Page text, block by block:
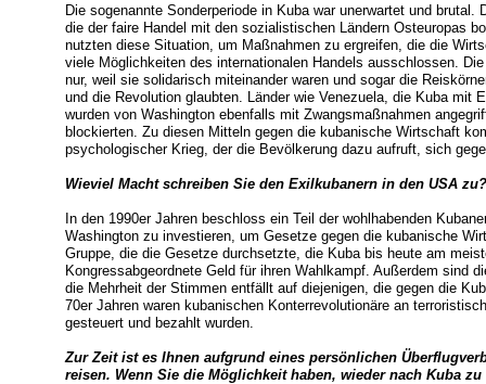
Die sogenannte Sonderperiode in Kuba war unerwartet und
die der faire Handel mit den sozialistischen Ländern Osteuropas
nutzten diese Situation, um Maßnahmen zu ergreifen, die die
viele Möglichkeiten des internationalen Handels ausschlossen.
nur, weil sie solidarisch miteinander waren und sogar die
und die Revolution glaubten. Länder wie Venezuela, die Kuba mit
wurden von Washington ebenfalls mit Zwangsmaßnahmen
blockierten. Zu diesen Mitteln gegen die kubanische Wirtschaft
psychologischer Krieg, der die Bevölkerung dazu aufruft, sich
Wieviel Macht schreiben Sie den Exilkubanern in den USA zu?
In den 1990er Jahren beschloss ein Teil der wohlhabenden
Washington zu investieren, um Gesetze gegen die kubanische
Gruppe, die die Gesetze durchsetzte, die Kuba bis heute am
Kongressabgeordnete Geld für ihren Wahlkampf. Außerdem sind
die Mehrheit der Stimmen entfällt auf diejenigen, die gegen die
70er Jahren waren kubanischen Konterrevolutionäre an
gesteuert und bezahlt wurden.
Zur Zeit ist es Ihnen aufgrund eines persönlichen
reisen. Wenn Sie die Möglichkeit haben, wieder nach Kuba